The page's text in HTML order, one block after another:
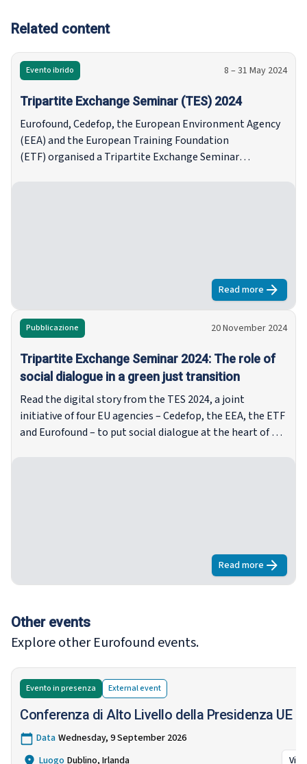
Related content
Evento ibrido 8 – 31 May 2024
Tripartite Exchange Seminar (TES) 2024
Eurofound, Cedefop, the European Environment Agency
(EEA) and the European Training Foundation
(ETF) organised a Tripartite Exchange Seminar
Read moreabout
Pubblicazione 20 November 2024
Tripartite Exchange Seminar 2024: The role of
social dialogue in a green just transition
Read the digital story from the TES 2024, a joint
initiative of four EU agencies – Cedefop, the EEA, the ETF
and Eurofound – to put social dialogue at the heart of a
Read moreabout
Other events
Explore other Eurofound events.
Evento in presenza Externalevent
Conferenza di Alto Livello della Presidenza UE
Data Wednesday, 9 September 2026
Luogo Dublino, Irlanda